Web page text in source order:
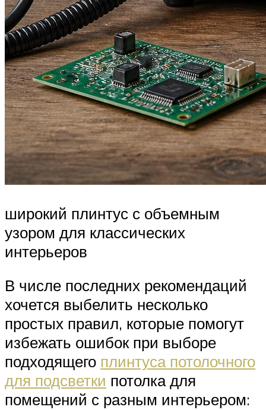
широкий плинтус с объемным
узором для классических
интерьеров
В числе последних рекомендаций
хочется выбелить несколько
простых правил, которые помогут
избежать ошибок при выборе
подходящего плинтуса потолочного
для подсветки потолка для
помещений с разным интерьером: